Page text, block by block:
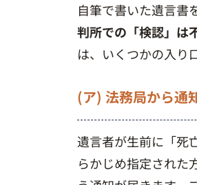
自筆で書いた遺言書
判所での「検認」は
は、いくつかの入り
(ア) 法務局から通
遺言者が生前に「死
らかじめ指定された